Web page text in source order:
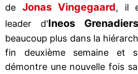
de Jonas Vingegaard, il
leader d'Ineos
beaucoup plus dans la
fin deuxième semaine et
démontre une nouvelle fois